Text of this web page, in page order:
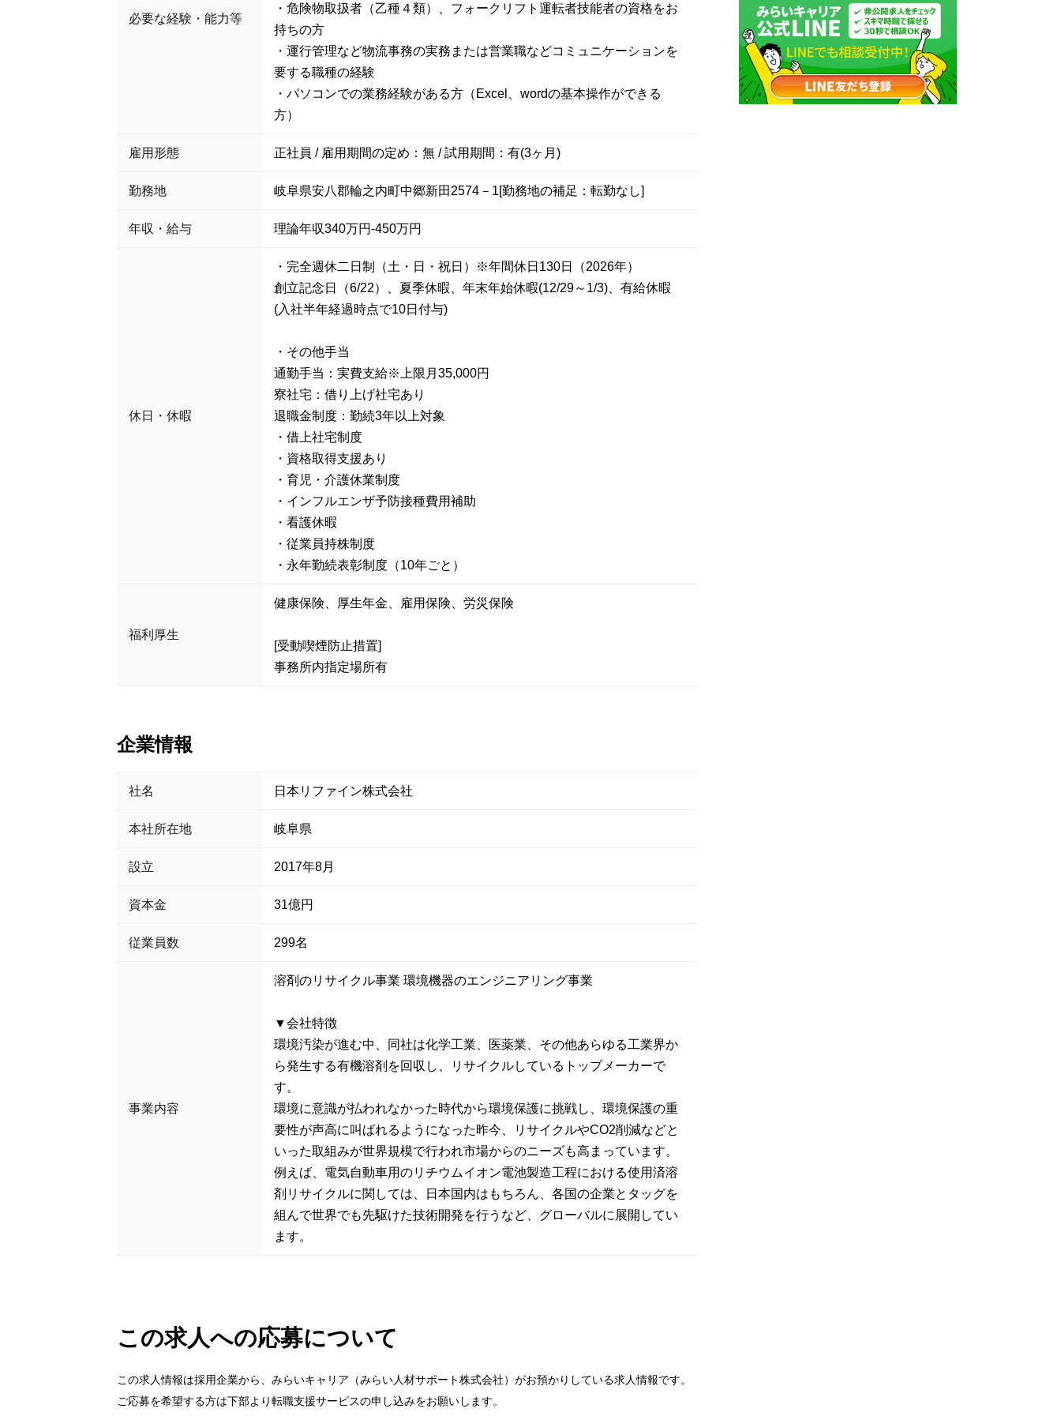
必要な経験・能力等
・危険物取扱者（乙種４類）、フォークリフト運転者技能者の資格をお
持ちの方
・運⾏管理など物流事務の実務または営業職などコミュニケーションを
要する職種の経験
・パソコンでの業務経験がある方（Excel、wordの基本操作ができる
方）
雇用形態 正社員 / 雇用期間の定め：無 / 試用期間：有(3ヶ月)
勤務地 岐阜県安八郡輪之内町中郷新田2574－1[勤務地の補足：転勤なし]
年収・給与 理論年収340万円-450万円
休日・休暇
・完全週休二日制（土・日・祝日）※年間休日130日（2026年）
創立記念日（6/22）、夏季休暇、年末年始休暇(12/29～1/3)、有給休暇
(入社半年経過時点で10日付与)
・その他手当
通勤手当：実費支給※上限月35,000円
寮社宅：借り上げ社宅あり
退職金制度：勤続3年以上対象
・借上社宅制度
・資格取得支援あり
・育児・介護休業制度
・インフルエンザ予防接種費用補助
・看護休暇
・従業員持株制度
・永年勤続表彰制度（10年ごと）
福利厚生
健康保険、厚生年金、雇用保険、労災保険
[受動喫煙防止措置]
事務所内指定場所有
企業情報
社名 日本リファイン株式会社
本社所在地 岐阜県
設立 2017年8月
資本金 31億円
従業員数 299名
事業内容
溶剤のリサイクル事業 環境機器のエンジニアリング事業
▼会社特徴
環境汚染が進む中、同社は化学工業、医薬業、その他あらゆる工業界か
ら発生する有機溶剤を回収し、リサイクルしているトップメーカーで
す。
環境に意識が払われなかった時代から環境保護に挑戦し、環境保護の重
要性が声高に叫ばれるようになった昨今、リサイクルやCO2削減などと
いった取組みが世界規模で行われ市場からのニーズも高まっています。
例えば、電気自動車用のリチウムイオン電池製造工程における使用済溶
剤リサイクルに関しては、日本国内はもちろん、各国の企業とタッグを
組んで世界でも先駆けた技術開発を行うなど、グローバルに展開してい
ます。
この求人への応募について
この求人情報は採用企業から、みらいキャリア（みらい人材サポート株式会社）がお預かりしている求人情報です。
ご応募を希望する方は下部より転職支援サービスの申し込みをお願いします。